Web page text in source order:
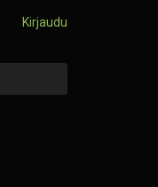
Kirjaudu